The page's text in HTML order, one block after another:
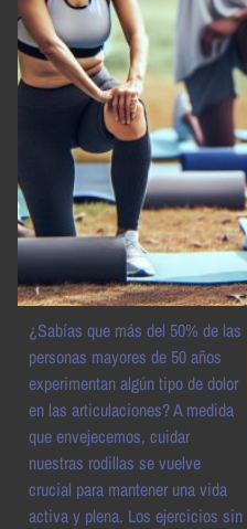
¿Sabías que más del 50% de las
personas mayores de 50 años
experimentan algún tipo de dolor
en las articulaciones? A medida
que envejecemos, cuidar
nuestras rodillas se vuelve
crucial para mantener una vida
activa y plena. Los ejercicios sin